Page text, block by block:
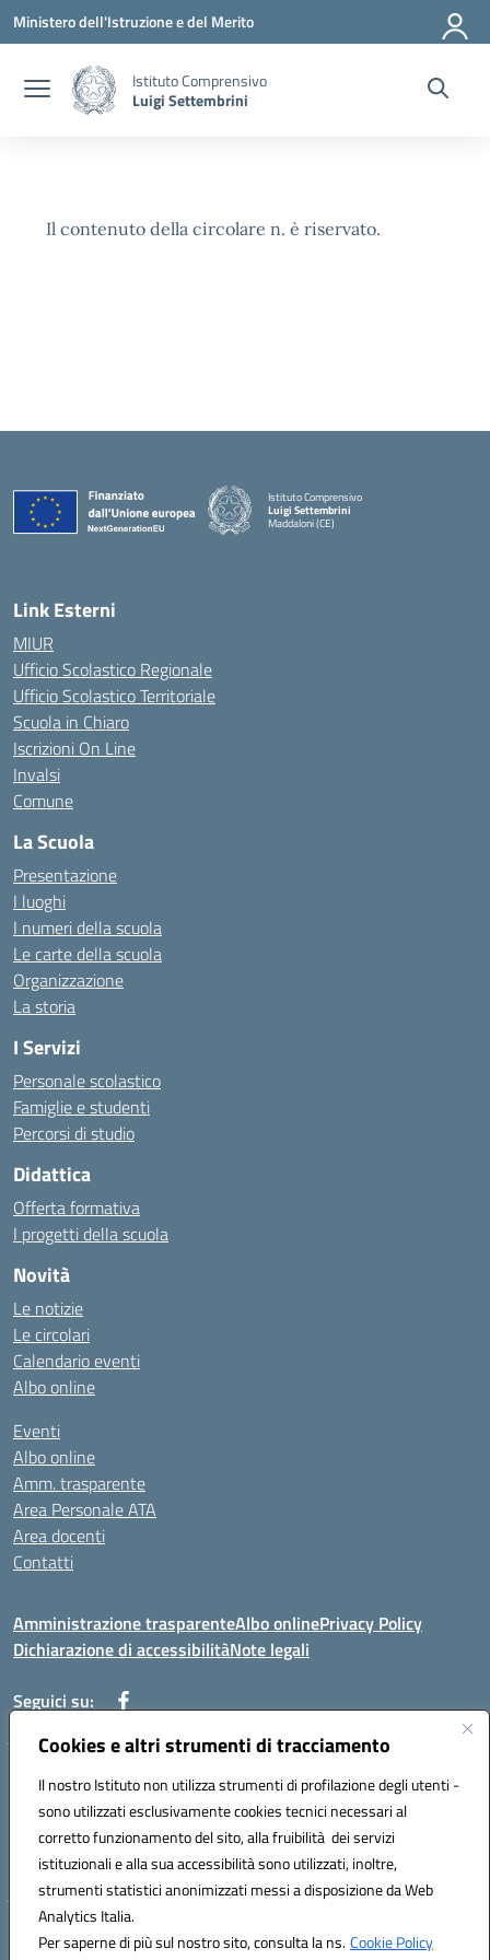
Cookies e altri strumenti di tracciamento
Il nostro Istituto non utilizza strumenti di profilazione degli utenti -
sono utilizzati esclusivamente cookies tecnici necessari al
corretto funzionamento del sito, alla fruibilità dei servizi
istituzionali e alla sua accessibilità sono utilizzati, inoltre,
strumenti statistici anonimizzati messi a disposizione da Web
Analytics Italia.
Per saperne di più sul nostro sito, consulta la ns.Cookie Policy
Vai ai contenuti
Vai al menu di navigazione
Vai al footer
Ministero dell'Istruzione e del Merito
Istituto Comprensivo
Luigi Settembrini
Il contenuto della circolare n. è riservato.
Istituto Comprensivo
Luigi Settembrini
Maddaloni (CE)
Link Esterni
MIUR
Ufficio Scolastico Regionale
Ufficio Scolastico Territoriale
Scuola in Chiaro
Iscrizioni On Line
Invalsi
Comune
La Scuola
Presentazione
I luoghi
I numeri della scuola
Le carte della scuola
Organizzazione
La storia
I Servizi
Personale scolastico
Famiglie e studenti
Percorsi di studio
Didattica
Offerta formativa
I progetti della scuola
Novità
Le notizie
Le circolari
Calendario eventi
Albo online
Eventi
Albo online
Amm. trasparente
Area Personale ATA
Area docenti
Contatti
Amministrazione trasparenteAlbo onlinePrivacy Policy
Dichiarazione di accessibilitàNote legali
Seguici su:
Indirizzo: VIA BRECCIAME, 46 - 81024 MADDALONI (CE)
Mail: CEIC8AU001@istruzione.it - Pec: CEIC8AU001@pec.istruzione.it -
Telefono: 0823408721
Meccanografico: CEIC8AU001
Codice fiscale: 93086080616
Hosting & Powered by 3D Solution S.r.l.